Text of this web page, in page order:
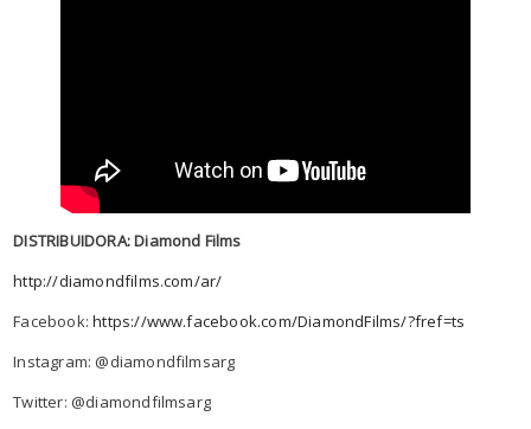
DISTRIBUIDORA: Diamond Films
http://diamondfilms.com/ar/
Facebook:https://www.facebook.com/DiamondFilms/?fref=ts
Instagram: @diamondfilmsarg
Twitter: @diamondfilmsarg